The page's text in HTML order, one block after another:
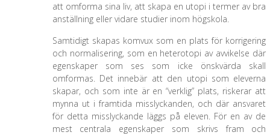
att omforma sina liv, att skapa en utopi i termer av bra
anställning eller vidare studier inom högskola.
Samtidigt skapas komvux som en plats för korrigering
och normalisering, som en heterotopi av avvikelse där
egenskaper som ses som icke önskvärda skall
omformas. Det innebär att den utopi som eleverna
skapar, och som inte är en “verklig” plats, riskerar att
mynna ut i framtida misslyckanden, och där ansvaret
för detta misslyckande läggs på eleven. För en av de
mest centrala egenskaper som skrivs fram och